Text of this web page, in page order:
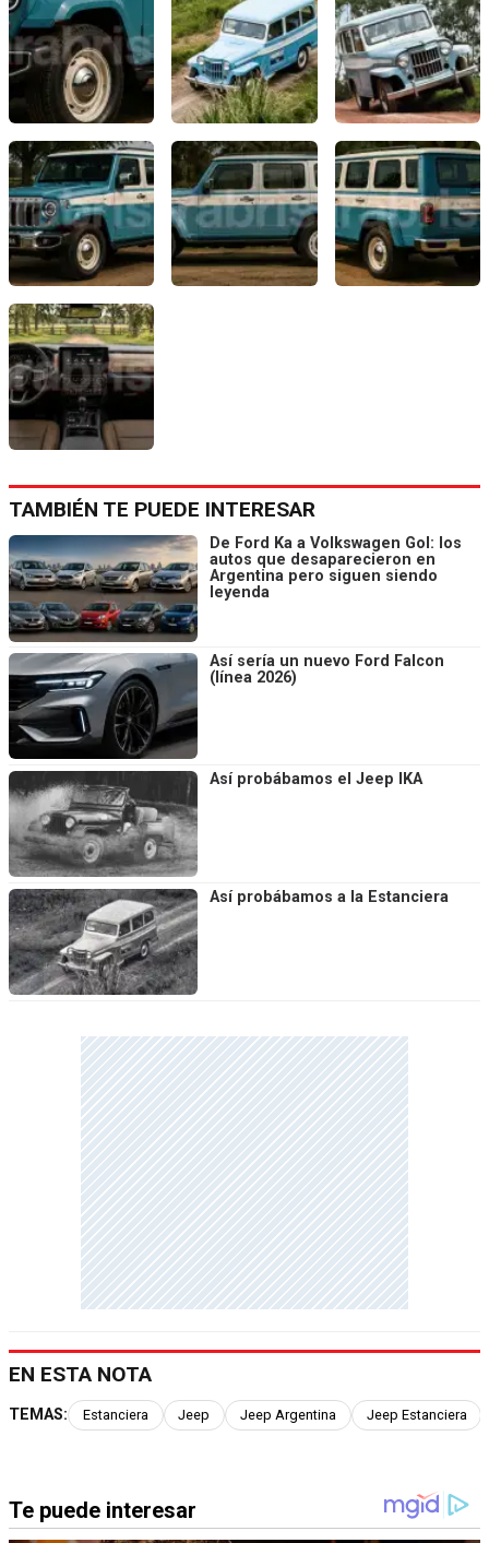
TAMBIÉN TE PUEDE INTERESAR
De Ford Ka a Volkswagen Gol: los
autos que desaparecieron en
Argentina pero siguen siendo
leyenda
Así sería un nuevo Ford Falcon
(línea 2026)
Así probábamos el Jeep IKA
Así probábamos a la Estanciera
EN ESTA NOTA
TEMAS: Estanciera Jeep Jeep Argentina Jeep Estanciera